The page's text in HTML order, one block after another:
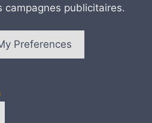
campagnes publicitaires.
Preferences